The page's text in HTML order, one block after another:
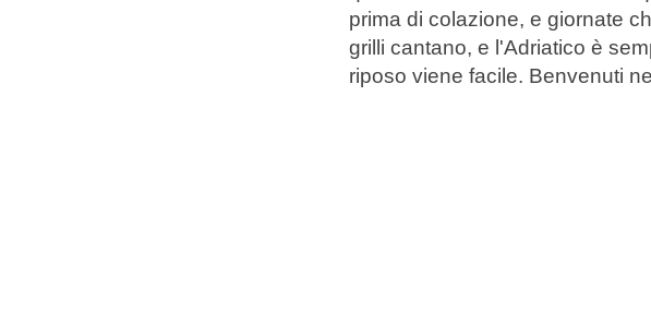
prima di colazione, e giornate
grilli cantano, e l'Adriatico è
riposo viene facile. Benvenuti